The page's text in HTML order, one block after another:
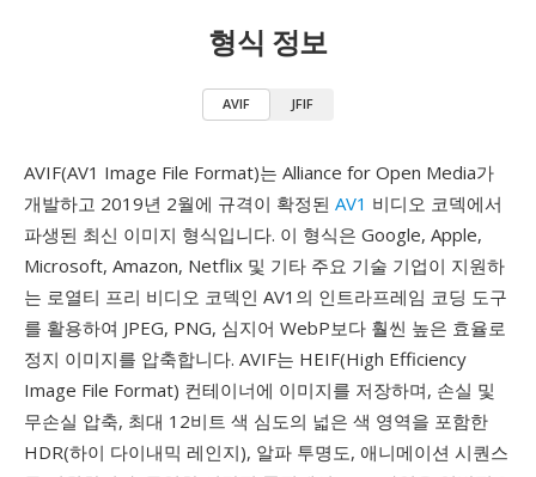
형식 정보
AVIF JFIF
AVIF(AV1 Image File Format)는 Alliance for Open Media가
개발하고 2019년 2월에 규격이 확정된 AV1 비디오 코덱에서
파생된 최신 이미지 형식입니다. 이 형식은 Google, Apple,
Microsoft, Amazon, Netflix 및 기타 주요 기술 기업이 지원하
는 로열티 프리 비디오 코덱인 AV1의 인트라프레임 코딩 도구
를 활용하여 JPEG, PNG, 심지어 WebP보다 훨씬 높은 효율로
정지 이미지를 압축합니다. AVIF는 HEIF(High Efficiency
Image File Format) 컨테이너에 이미지를 저장하며, 손실 및
무손실 압축, 최대 12비트 색 심도의 넓은 색 영역을 포함한
HDR(하이 다이내믹 레인지), 알파 투명도, 애니메이션 시퀀스